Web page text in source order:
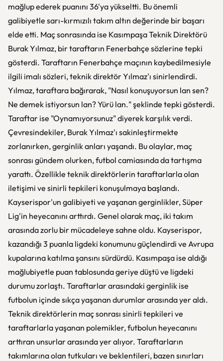
mağlup ederek puanını 36'ya yükseltti. Bu önemli
galibiyetle sarı-kırmızılı takım altın değerinde bir başarı
elde etti. Maç sonrasında ise Kasımpaşa Teknik Direktörü
Burak Yılmaz, bir taraftarın Fenerbahçe sözlerine tepki
gösterdi. Taraftarın Fenerbahçe maçının kaybedilmesiyle
ilgili imalı sözleri, teknik direktör Yılmaz'ı sinirlendirdi.
Yılmaz, taraftara bağırarak, "Nasıl konuşuyorsun lan sen?
Ne demek istiyorsun lan? Yürü lan." şeklinde tepki gösterdi.
Taraftar ise "Oynamıyorsunuz" diyerek karşılık verdi.
Çevresindekiler, Burak Yılmaz'ı sakinleştirmekte
zorlanırken, gerginlik anları yaşandı. Bu olaylar, maç
sonrası gündem olurken, futbol camiasında da tartışma
yarattı. Özellikle teknik direktörlerin taraftarlarla olan
iletişimi ve sinirli tepkileri konuşulmaya başlandı.
Kayserispor'un galibiyeti ve yaşanan gerginlikler, Süper
Lig'in heyecanını arttırdı. Genel olarak maç, iki takım
arasında zorlu bir mücadeleye sahne oldu. Kayserispor,
kazandığı 3 puanla ligdeki konumunu güçlendirdi ve Avrupa
kupalarına katılma şansını sürdürdü. Kasımpaşa ise aldığı
mağlubiyetle puan tablosunda geriye düştü ve ligdeki
durumu zorlaştı. Taraftarlar arasındaki gerginlik ise
futbolun içinde sıkça yaşanan durumlar arasında yer aldı.
Teknik direktörlerin maç sonrası sinirli tepkileri ve
taraftarlarla yaşanan polemikler, futbolun heyecanını
arttıran unsurlar arasında yer alıyor. Taraftarların
takımlarına olan tutkuları ve beklentileri, bazen sınırları